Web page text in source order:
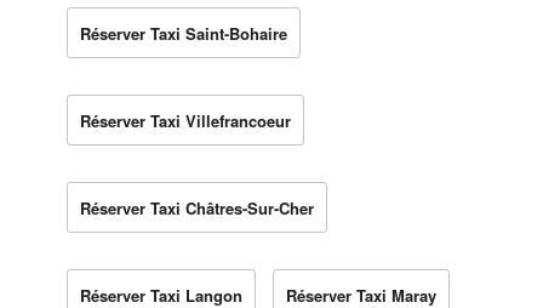
Réserver Taxi Saint-Bohaire
Réserver Taxi Villefrancoeur
Réserver Taxi Châtres-Sur-Cher
Réserver Taxi Langon Réserver Taxi Maray